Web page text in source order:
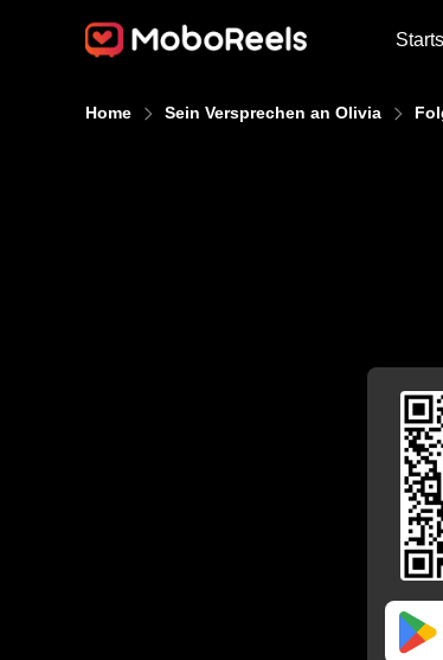
Home Sein Versprechen an Olivia